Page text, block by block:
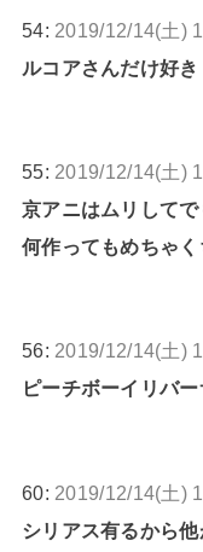
54: 2019/12/14(土)
ルコアさんだけ好き
55: 2019/12/14(土)
京アニはムリして
何作ってもめちゃ
56: 2019/12/14(土)
ピーチボーイリバ
60: 2019/12/14(土)
シリアス有るから